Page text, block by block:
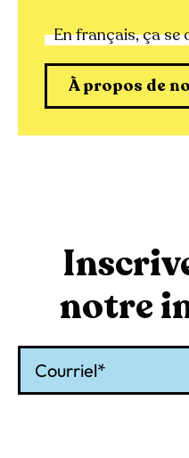
En français, ça se
À propos de
notre